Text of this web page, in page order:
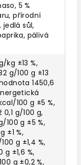
5 %
přírodní
jedlá sůl,
pálivá
kg ±13 %,
g/100 g ±13
1450,6
100 g ±5 %,
g/100 g,
100 g ±5 %,
±1 %,
g ±1,4 %,
g ±1,6 %,
g ±0,2 %,